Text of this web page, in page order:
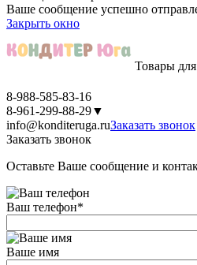
Ваше сообщение успешно
Закрыть окно
Товары
8-988-585-83-16
8-961-299-88-29▼
info@konditeruga.ruЗаказать звонок
Заказать звонок
Оставьте Ваше сообщение и
Ваш телефон*
Ваше имя